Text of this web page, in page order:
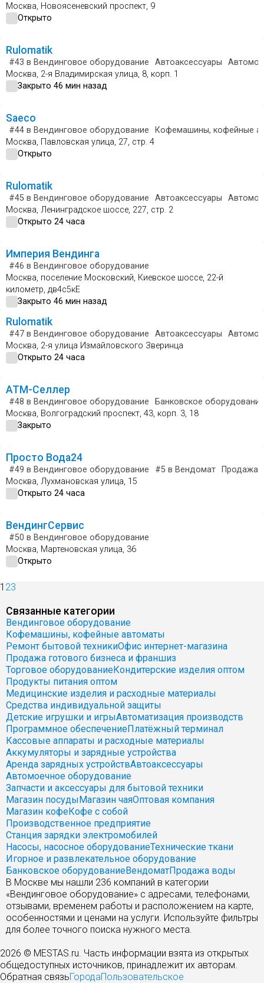
Москва, Новоясеневский проспект, 9
Открыто
Rulomatik
#43 в Вендинговое оборудование Автоаксессуары
Москва, 2-я Владимирская улица, 8, корп. 1
Закрыто 46 мин назад
Saeco
#44 в Вендинговое оборудование
Кофемашины, кофейные
Москва, Павловская улица, 27, стр. 4
Открыто
Rulomatik
#45 в Вендинговое оборудование Автоаксессуары
Москва, Ленинградское шоссе, 227, стр. 2
Открыто 24 часа
Империя Вендинга
#46 в Вендинговое оборудование
Москва, поселение Московский, Киевское шоссе, 22-й
километр, дв4с5кЕ
Закрыто 46 мин назад
Rulomatik
#47 в Вендинговое оборудование Автоаксессуары
Москва, 2-я улица Измайловского Зверинца
Открыто 24 часа
АТМ-Селлер
#48 в Вендинговое оборудование
Банковское оборудование
Москва, Волгоградский проспект, 43, корп. 3, 18
Закрыто
Просто Вода24
#49 в Вендинговое оборудование #5 в Вендомат
Продажа
Москва, Лухмановская улица, 15
Открыто 24 часа
ВендингСервис
#50 в Вендинговое оборудование
Москва, Мартеновская улица, 36
Открыто
1 23
Связанные категории
Вендинговое оборудование
Кофемашины, кофейные автоматы
Ремонт бытовой техникиОфис интернет-магазина
Продажа готового бизнеса и франшиз
Торговое оборудованиеКондитерские изделия оптом
Продукты питания оптом
Медицинские изделия и расходные материалы
Средства индивидуальной защиты
Детские игрушки и игрыАвтоматизация производств
Программное обеспечениеПлатёжный терминал
Кассовые аппараты и расходные материалы
Аккумуляторы и зарядные устройства
Аренда зарядных устройствАвтоаксессуары
Автомоечное оборудование
Запчасти и аксессуары для бытовой техники
Магазин посудыМагазин чаяОптовая компания
Магазин кофеКофе с собой
Производственное предприятие
Станция зарядки электромобилей
Насосы, насосное оборудованиеТехнические ткани
Игорное и развлекательное оборудование
Банковское оборудованиеВендоматПродажа воды
В Москве мы нашли 236 компаний в категории
«Вендинговое оборудование» с адресами, телефонами,
отзывами, временем работы и расположением на карте,
особенностями и ценами на услуги. Используйте фильтры
для более точного поиска нужного места.
2026 © MESTAS.ru. Часть информации взята из открытых
общедоступных источников, принадлежит их авторам.
Обратная связьГородаПользовательское